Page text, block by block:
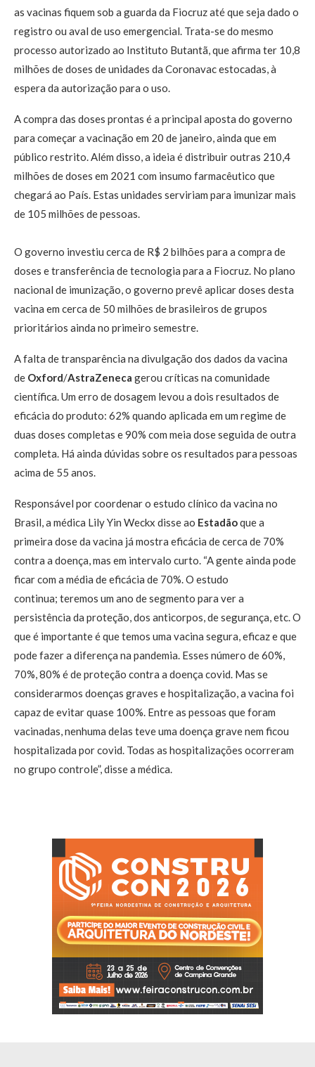
as vacinas fiquem sob a guarda da Fiocruz até que seja dado o
registro ou aval de uso emergencial. Trata-se do mesmo
processo autorizado ao Instituto Butantã, que afirma ter 10,8
milhões de doses de unidades da Coronavac estocadas, à
espera da autorização para o uso.
A compra das doses prontas é a principal aposta do governo
para começar a vacinação em 20 de janeiro, ainda que em
público restrito. Além disso, a ideia é distribuir outras 210,4
milhões de doses em 2021 com insumo farmacêutico que
chegará ao País. Estas unidades serviriam para imunizar mais
de 105 milhões de pessoas.
O governo investiu cerca de R$ 2 bilhões para a compra de
doses e transferência de tecnologia para a Fiocruz. No plano
nacional de imunização, o governo prevê aplicar doses desta
vacina em cerca de 50 milhões de brasileiros de grupos
prioritários ainda no primeiro semestre.
A falta de transparência na divulgação dos dados da vacina
de Oxford/AstraZeneca gerou críticas na comunidade
científica. Um erro de dosagem levou a dois resultados de
eficácia do produto: 62% quando aplicada em um regime de
duas doses completas e 90% com meia dose seguida de outra
completa. Há ainda dúvidas sobre os resultados para pessoas
acima de 55 anos.
Responsável por coordenar o estudo clínico da vacina no
Brasil, a médica Lily Yin Weckx disse ao Estadãoque a
primeira dose da vacina já mostra eficácia de cerca de 70%
contra a doença, mas em intervalo curto. “A gente ainda pode
ficar com a média de eficácia de 70%. O estudo
continua; teremos um ano de segmento para ver a
persistência da proteção, dos anticorpos, de segurança, etc. O
que é importante é que temos uma vacina segura, eficaz e que
pode fazer a diferença na pandemia. Esses número de 60%,
70%, 80% é de proteção contra a doença covid. Mas se
considerarmos doenças graves e hospitalização, a vacina foi
capaz de evitar quase 100%. Entre as pessoas que foram
vacinadas, nenhuma delas teve uma doença grave nem ficou
hospitalizada por covid. Todas as hospitalizações ocorreram
no grupo controle”, disse a médica.